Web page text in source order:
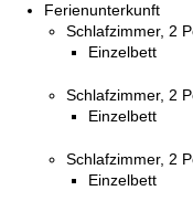
Ferienunterkunft
Schlafzimmer, 2
Einzelbett
Schlafzimmer, 2
Einzelbett
Schlafzimmer, 2
Einzelbett